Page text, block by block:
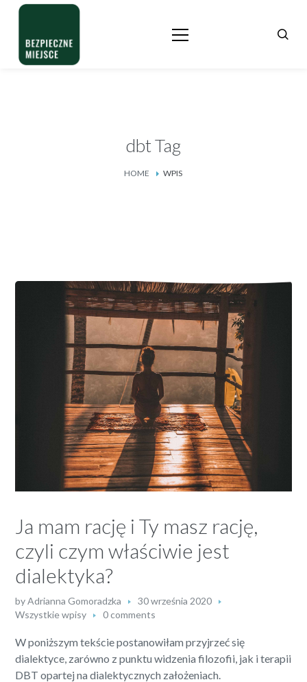
dbt Tag
HOME WPIS
Ja mam rację i Ty masz rację,
czyli czym właściwie jest
dialektyka?
byAdrianna Gomoradzka
30 września 2020
Wszystkie wpisy
0 comments
W poniższym tekście postanowiłam przyjrzeć się
dialektyce, zarówno z punktu widzenia filozofii, jak i terapii
DBT opartej na dialektycznych założeniach.